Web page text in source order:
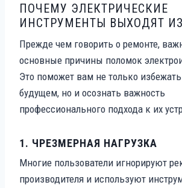
ПОЧЕМУ ЭЛЕКТРИЧЕСКИЕ
ИНСТРУМЕНТЫ ВЫХОДЯТ
Прежде чем говорить о ремонте,
основные причины поломок
Это поможет вам не только
будущем, но и осознать важность
профессионального подхода к их
1. ЧРЕЗМЕРНАЯ НАГРУЗКА
Многие пользователи игнорируют
производителя и используют